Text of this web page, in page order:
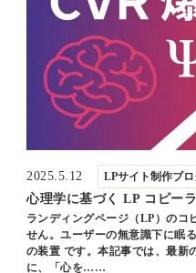
2025.5.12 LPサイト制作ブ
心理学に基づく LP コピー
ランディングページ（LP）のコ
せん。ユーザーの無意識下に眠
の装置 です。本記事では、最新
に、「心を……